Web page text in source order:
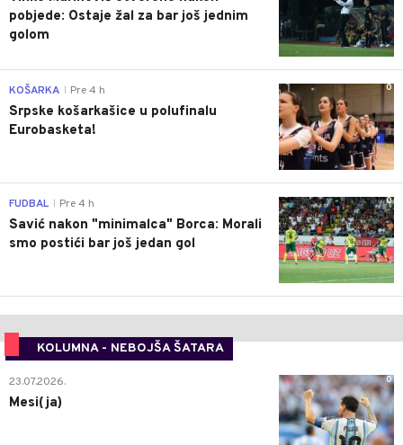
pobjede: Ostaje žal za bar još jednim
golom
0
KOŠARKA Pre 4 h
Srpske košarkašice u polufinalu
Eurobasketa!
0
FUDBAL Pre 4 h
Savić nakon "minimalca" Borca: Morali
smo postići bar još jedan gol
KOLUMNA - NEBOJŠA ŠATARA
0
23.07.2026.
Mesi(ja)